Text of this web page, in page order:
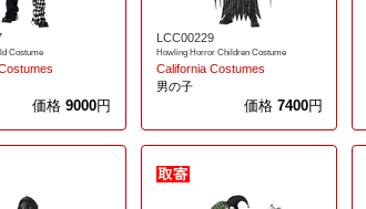
Costume
価格9000円
LCC00229
Howling Horror Children Costume
California Costumes
男の子
価格 7400円